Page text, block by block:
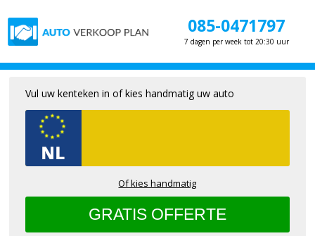
085-0471797
7 dagen per week tot 20:30 uur
Vul uw kenteken in of kies handmatig uw auto
Of kies handmatig